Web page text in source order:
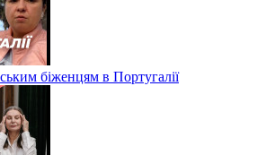
біженцям в Португалії